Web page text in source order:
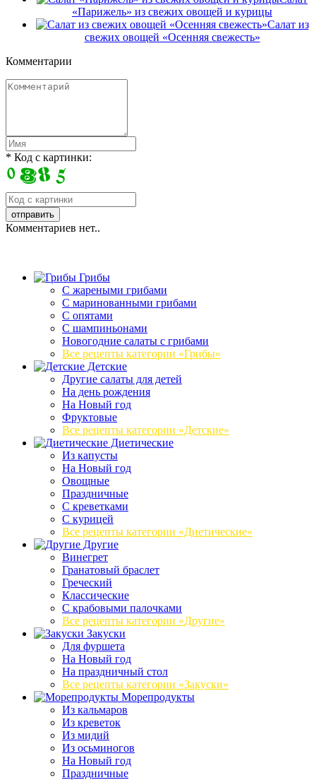
«Парижель» из свежих овощей и курицы
Салат из
свежих овощей «Осенняя свежесть»
Комментарии
* Код с картинки:
Комментариев нет..
Грибы
C жареными грибами
C маринованными грибами
C опятами
C шампиньонами
Новогодние салаты с грибами
Все рецепты категории «Грибы»
Детские
Другие салаты для детей
На день рождения
На Новый год
Фруктовые
Все рецепты категории «Детские»
Диетические
Из капусты
На Новый год
Овощные
Праздничные
С креветками
С курицей
Все рецепты категории «Диетические»
Другие
Винегрет
Гранатовый браслет
Греческий
Классические
С крабовыми палочками
Все рецепты категории «Другие»
Закуски
Для фуршета
На Новый год
На праздничный стол
Все рецепты категории «Закуски»
Морепродукты
Из кальмаров
Из креветок
Из мидий
Из осьминогов
На Новый год
Праздничные